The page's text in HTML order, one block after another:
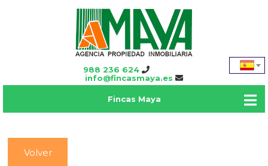
988 236 624
info@fincasmaya.es
Fincas Maya
Volver